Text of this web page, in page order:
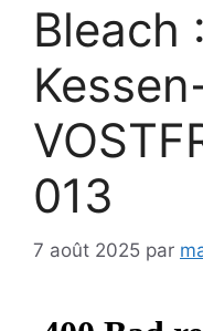
Bleach
013
7 août 2025 par